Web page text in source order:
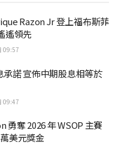
Razon Jr 登上福布斯菲
遙領先
09:57
諾 宣佈中期股息相等於
09:47
勇奪 2026 年 WSOP 主賽
美元獎金